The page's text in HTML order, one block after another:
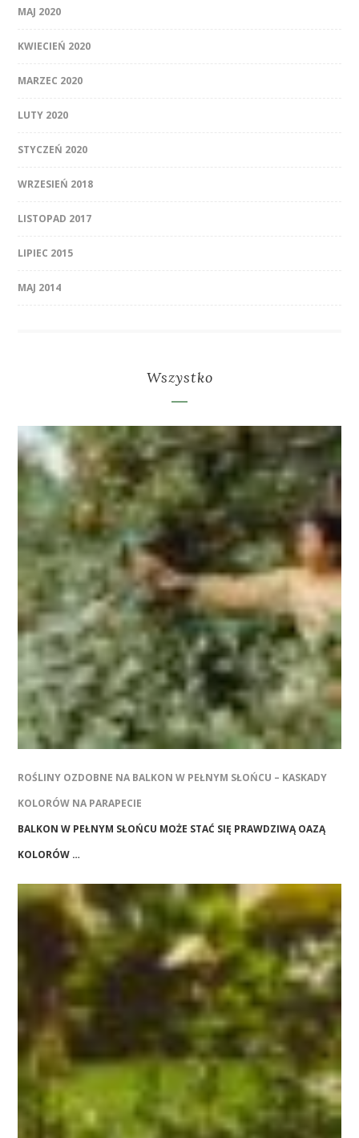
MAJ 2020
KWIECIEŃ 2020
MARZEC 2020
LUTY 2020
STYCZEŃ 2020
WRZESIEŃ 2018
LISTOPAD 2017
LIPIEC 2015
MAJ 2014
Wszystko
ROŚLINY OZDOBNE NA BALKON W PEŁNYM SŁOŃCU – KASKADY
KOLORÓW NA PARAPECIE
BALKON W PEŁNYM SŁOŃCU MOŻE STAĆ SIĘ PRAWDZIWĄ OAZĄ
KOLORÓW …